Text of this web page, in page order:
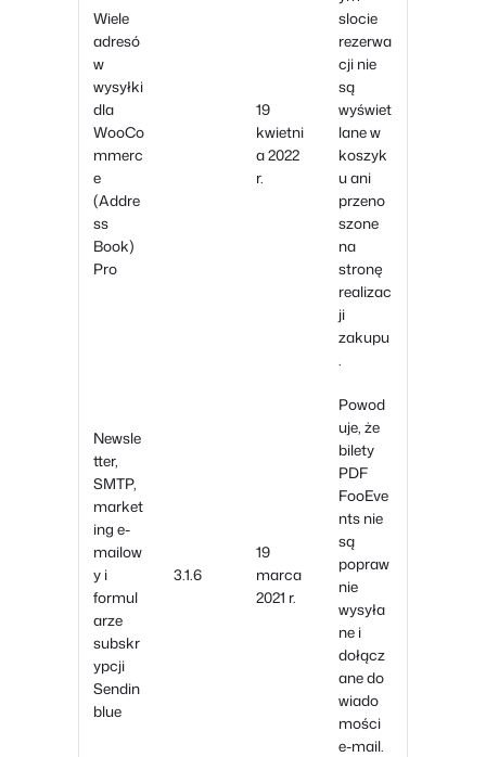
Wiele
adresó
w
wysyłki
dla
WooCo
mmerc
e
(Addre
ss
Book)
Pro
19
kwietni
a 2022
r.
slocie
rezerwa
cji nie
są
wyświet
lane w
koszyk
u ani
przeno
szone
na
stronę
realizac
ji
zakupu
Newsle
tter,
SMTP,
market
ing e-
mailow
y i
formul
arze
subskr
ypcji
Sendin
blue
3.1.6
19
marca
2021 r.
Powod
uje, że
bilety
PDF
FooEve
nts nie
są
popraw
nie
wysyła
ne i
dołącz
ane do
wiado
mości
e-mail.